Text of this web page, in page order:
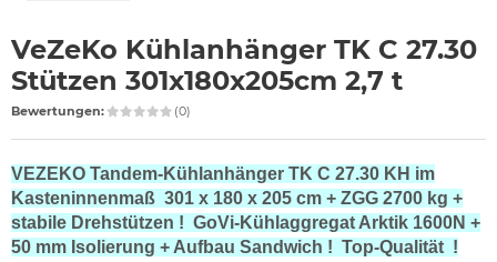
VeZeKo Kühlanhänger TK C 27.30
Stützen 301x180x205cm 2,7 t
Bewertungen: (0)
VEZEKO Tandem-Kühlanhänger TK C 27.30 KH im
Kasteninnenmaß 301 x 180 x 205 cm + ZGG 2700 kg +
stabile Drehstützen ! GoVi-Kühlaggregat Arktik 1600N +
50 mm Isolierung + Aufbau Sandwich ! Top-Qualität !